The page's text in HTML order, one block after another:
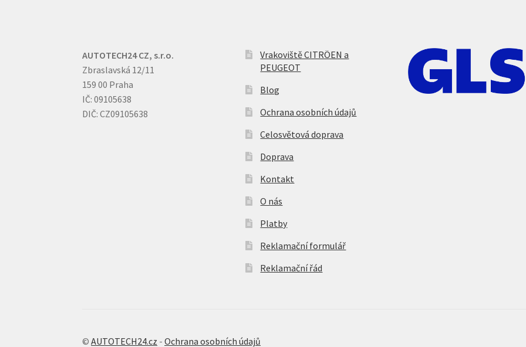
AUTOTECH24 CZ, s.r.o.
Zbraslavská 12/11
159 00 Praha
IČ: 09105638
DIČ: CZ09105638
Vrakoviště CITRÖEN a
PEUGEOT
Blog
Ochrana osobních údajů
Celosvětová doprava
Doprava
Kontakt
O nás
Platby
Reklamační formulář
Reklamační řád
©AUTOTECH24.cz -Ochrana osobních údajů